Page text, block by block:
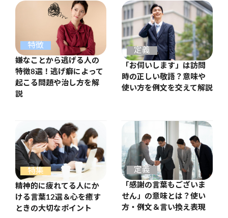
特徴
嫌なことから逃げる人の
特徴8選！逃げ癖によって
起こる問題や治し方を解
説
定義
「お伺いします」は訪問
時の正しい敬語？意味や
使い方を例文を交えて解説
特集
精神的に疲れてる人にか
ける言葉12選＆心を癒す
ときの大切なポイント
定義
「感謝の言葉もございま
せん」の意味とは？使い
方・例文＆言い換え表現